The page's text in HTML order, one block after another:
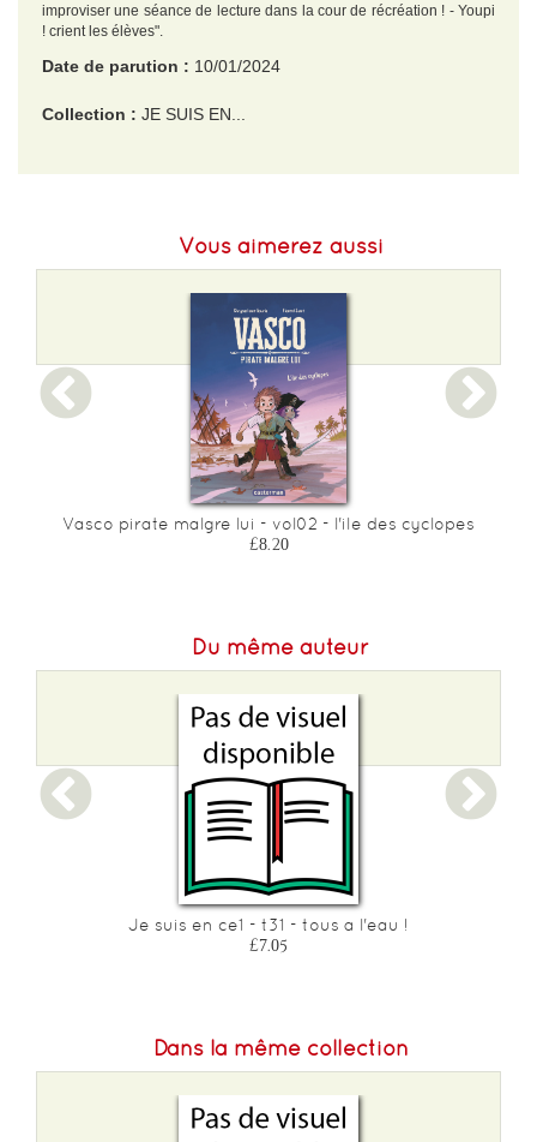
improviser une séance de lecture dans la cour de récréation ! - Youpi
! crient les élèves".
Date de parution : 10/01/2024
Collection : JE SUIS EN...
Vous aimerez aussi
Vasco pirate malgre lui - vol02 - l'ile des cyclopes
£8.20
Du même auteur
Je suis en ce1 - t31 - tous a l'eau !
£7.05
Dans la même collection